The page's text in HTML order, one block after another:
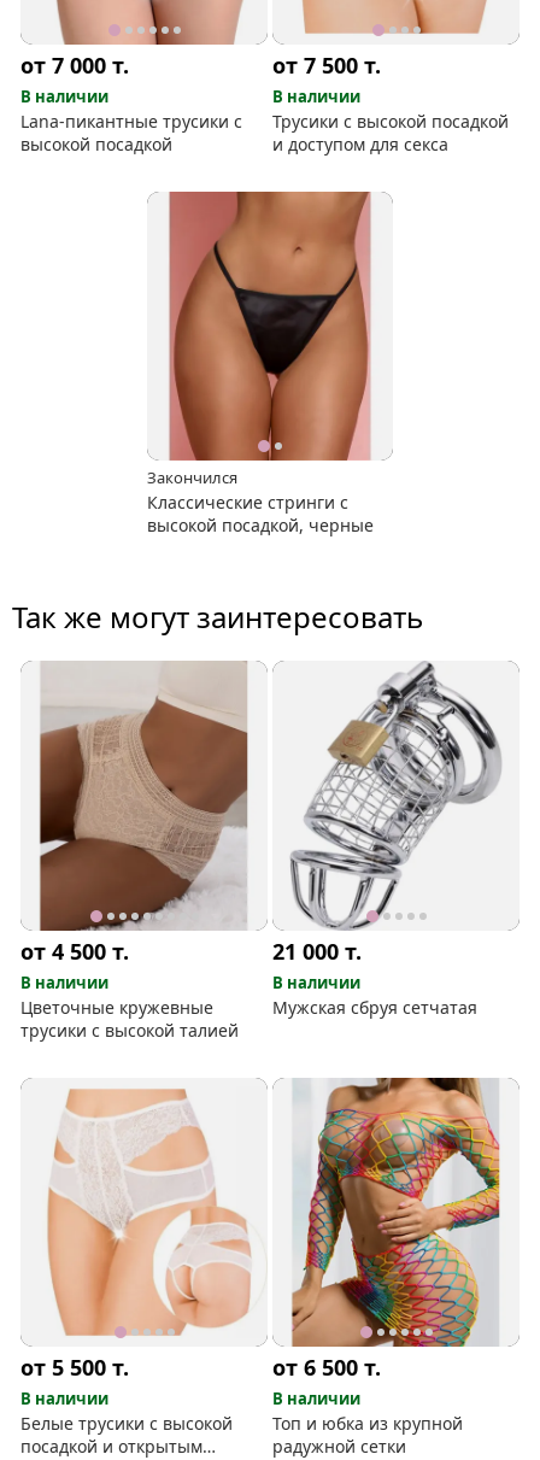
от 7 000т.
В наличии
Lana-пикантные трусики с
высокой посадкой
от 7 500т.
В наличии
Трусики с высокой посадкой
и доступом для секса
Закончился
Классические стринги с
высокой посадкой, черные
Так же могут заинтересовать
от 4 500т.
В наличии
Цветочные кружевные
трусики с высокой талией
21 000т.
В наличии
Мужская сбруя сетчатая
от 5 500т.
В наличии
Белые трусики с высокой
посадкой и открытым
от 6 500т.
В наличии
Топ и юбка из крупной
радужной сетки